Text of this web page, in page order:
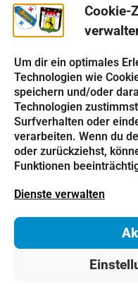
Cookie-
Um dir ein optimales
Technologien wie
speichern und/oder
Technologien
Surfverhalten oder
verarbeiten. Wenn du
oder zurückziehst,
Funktionen
Dienste verwalten
Rathaus
Notdienste
Bauhof
Einrichtungen
Kindergarten
Schulen
Kirchen
Vereine